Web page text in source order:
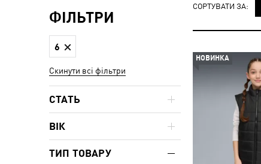
СОРТУВАТИ ЗА:
НОВИНКА
ФІЛЬТРИ
6
Скинути всі фільтри
СТАТЬ
ВІК
ТИП ТОВАРУ